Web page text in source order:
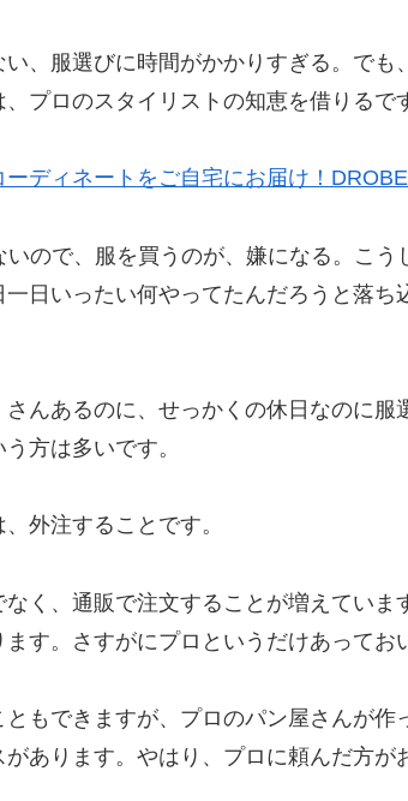
、服選びに時間がかかりすぎる。でも
プロのスタイリストの知恵を借りるで
ディネートをご自宅にお届け！
いので、服を買うのが、嫌になる。こ
日いったい何やってたんだろうと落ち
んあるのに、せっかくの休日なのに服
方は多いです。
外注することです。
く、通販で注文することが増えていま
す。さすがにプロというだけあってお
もできますが、プロのパン屋さんが作
あります。やはり、プロに頼んだ方が